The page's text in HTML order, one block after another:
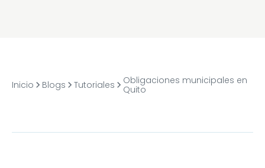
Inicio Blogs Tutoriales
Obligaciones municipales en
Quito